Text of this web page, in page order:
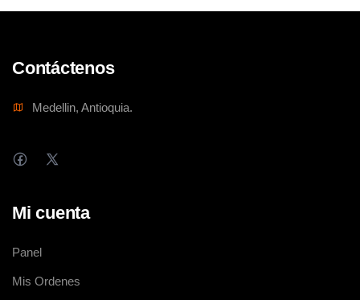
Contáctenos
Medellin, Antioquia.
Mi cuenta
Panel
Mis Ordenes